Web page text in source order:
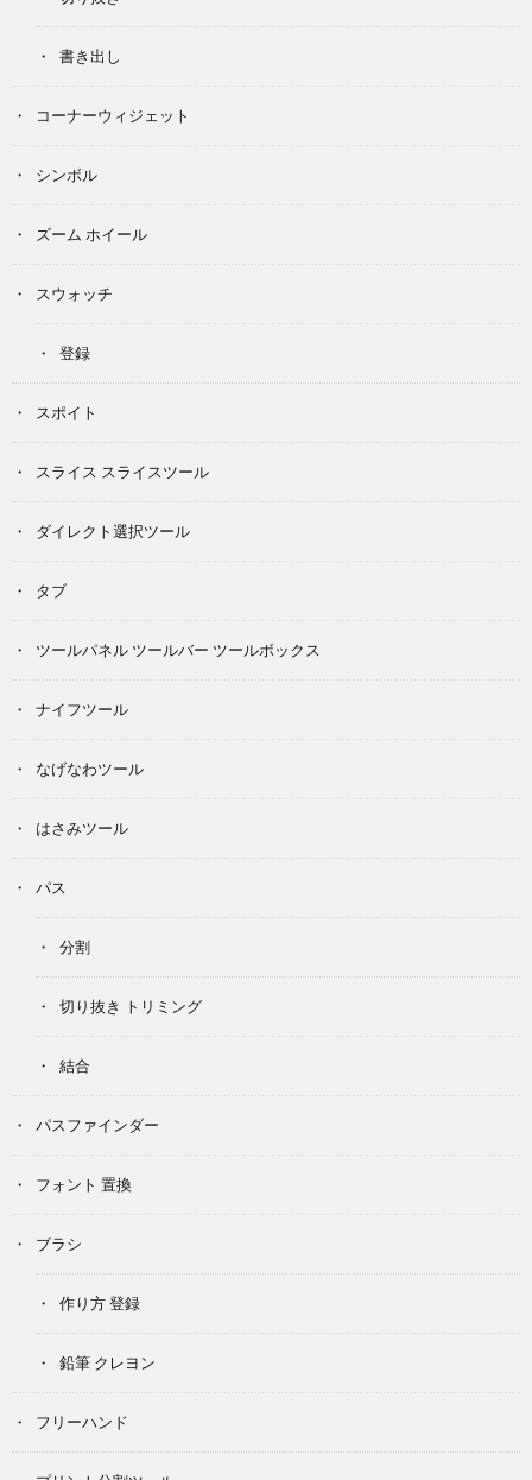
書き出し
コーナーウィジェット
シンボル
ズーム ホイール
スウォッチ
登録
スポイト
スライス スライスツール
ダイレクト選択ツール
タブ
ツールパネル ツールバー ツールボックス
ナイフツール
なげなわツール
はさみツール
パス
分割
切り抜き トリミング
結合
パスファインダー
フォント 置換
ブラシ
作り方 登録
鉛筆 クレヨン
フリーハンド